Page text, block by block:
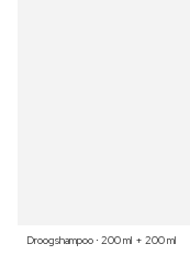
Droogshampoo ⋅ 200 ml + 200 ml